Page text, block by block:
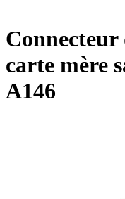
Connecteur
carte mère
A146